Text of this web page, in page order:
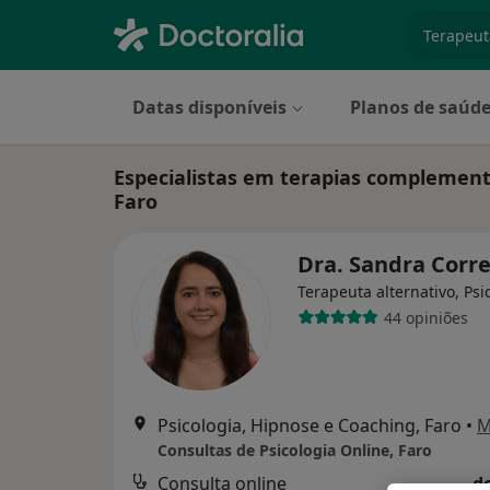
Datas disponíveis Planos de saúde
Especialistas em terapias
Faro
Dra. Sandra
Terapeuta alternativo,
44 opiniões
Psicologia, Hipnose e Coaching, Faro •
Consultas de Psicologia Online, Faro
Consulta online